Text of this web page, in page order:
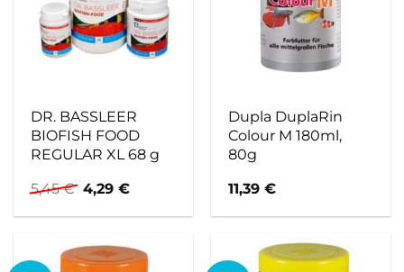
DR. BASSLEER
BIOFISH FOOD
REGULAR XL 68 g
5,45€ Ursprünglicher
Preis
war:
4,29€Aktueller
ist:
Dupla DuplaRin
Colour M 180ml,
80g
11,39€